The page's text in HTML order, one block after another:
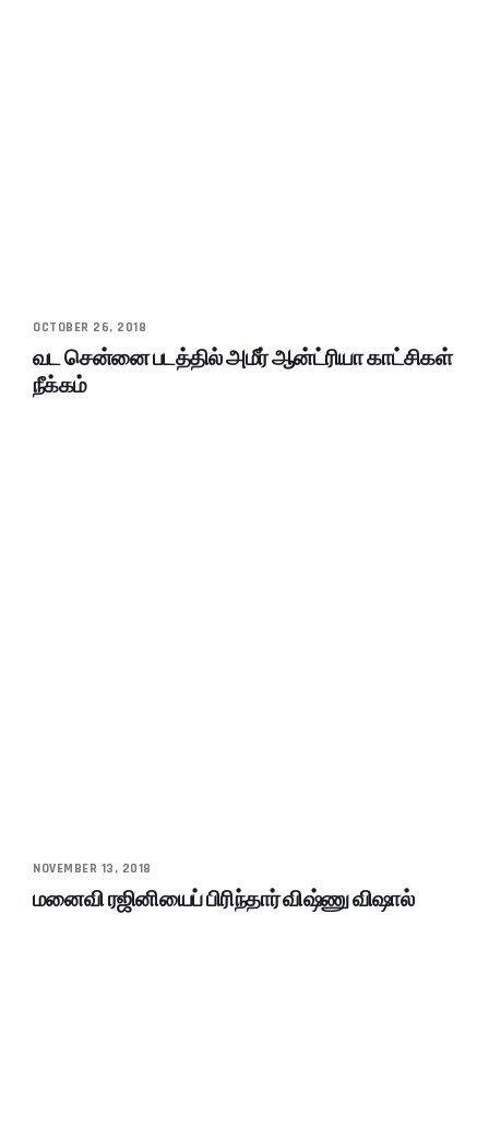
OCTOBER 26, 2018
வட சென்னை படத்தில் அமீர் ஆன்ட்ரியா காட்சிகள்
நீக்கம்
NOVEMBER 13, 2018
மனைவி ரஜினியைப் பிரிந்தார் விஷ்ணு விஷால்